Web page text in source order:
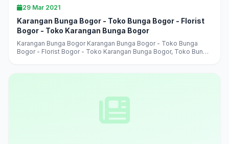
29 Mar 2021
Karangan Bunga Bogor - Toko Bunga Bogor - Florist
Bogor - Toko Karangan Bunga Bogor
Karangan Bunga Bogor Karangan Bunga Bogor - Toko Bunga
Bogor - Florist Bogor - Toko Karangan Bunga Bogor, Toko Bunga